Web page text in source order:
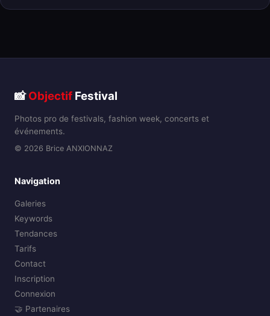
📸Objectif Festival
Photos pro de festivals, fashion week, concerts et
événements.
© 2026 Brice ANXIONNAZ
Navigation
Galeries
Keywords
Tendances
Tarifs
Contact
Inscription
Connexion
🤝 Partenaires